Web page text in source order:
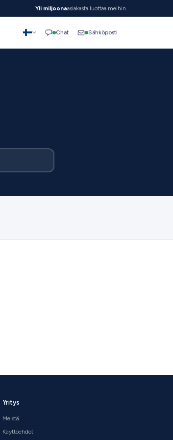
Yli miljoonaasiakasta luottaa meihin
Chat Sähköposti
Yritys
Meistä
Käyttöehdot